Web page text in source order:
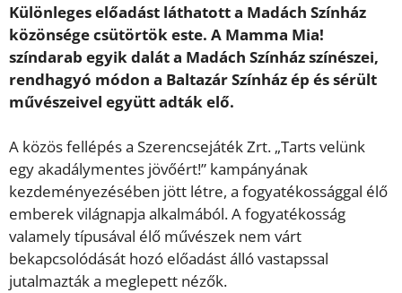
Különleges előadást láthatott a Madách Színház
közönsége csütörtök este. A Mamma Mia!
színdarab egyik dalát a Madách Színház színészei,
rendhagyó módon a Baltazár Színház ép és sérült
művészeivel együtt adták elő.
A közös fellépés a Szerencsejáték Zrt. „Tarts velünk
egy akadálymentes jövőért!” kampányának
kezdeményezésében jött létre, a fogyatékossággal élő
emberek világnapja alkalmából. A fogyatékosság
valamely típusával élő művészek nem várt
bekapcsolódását hozó előadást álló vastapssal
jutalmazták a meglepett nézők.